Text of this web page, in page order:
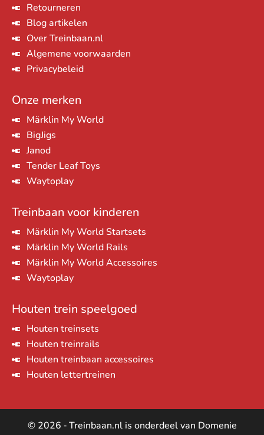
Retourneren
Blog artikelen
Over Treinbaan.nl
Algemene voorwaarden
Privacybeleid
Onze merken
Märklin My World
BigJigs
Janod
Tender Leaf Toys
Waytoplay
Treinbaan voor kinderen
Märklin My World Startsets
Märklin My World Rails
Märklin My World Accessoires
Waytoplay
Houten trein speelgoed
Houten treinsets
Houten treinrails
Houten treinbaan accessoires
Houten lettertreinen
© 2026 ‐ Treinbaan.nl is onderdeel van Domenie